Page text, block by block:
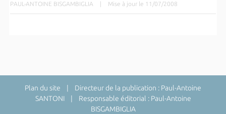
PAUL-ANTOINE BISGAMBIGLIA | Mise à jour le 11/07/2008
Plan du site | Directeur de la publication : Paul-Antoine
SANTONI | Responsable éditorial : Paul-Antoine
BISGAMBIGLIA